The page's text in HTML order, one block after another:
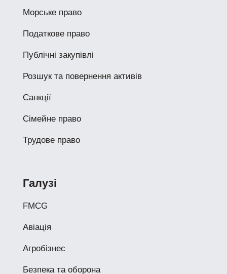
Морське право
Податкове право
Публічні закупівлі
Розшук та повернення активів
Санкції
Сімейне право
Трудове право
Галузі
FMCG
Авіація
Агробізнес
Безпека та оборона